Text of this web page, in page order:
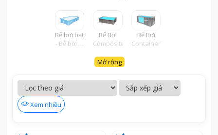
Bể bơi bạt
- Bể bơi di
Bể Bơi
Composite
Bể Bơi
Container
Mở rộng
Xem nhiều